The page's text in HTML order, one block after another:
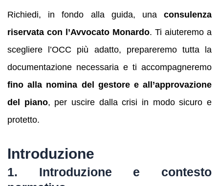
Richiedi, in fondo alla guida, una consulenza
riservata con l’Avvocato Monardo. Ti aiuteremo a
scegliere l’OCC più adatto, prepareremo tutta la
documentazione necessaria e ti accompagneremo
fino alla nomina del gestore e all’approvazione
del piano, per uscire dalla crisi in modo sicuro e
protetto.
Introduzione
1. Introduzione e contesto